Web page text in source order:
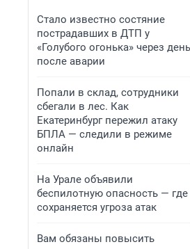
Стало известно состяние
пострадавших в ДТП у
«Голубого огонька» через день
после аварии
Попали в склад, сотрудники
сбегали в лес. Как
Екатеринбург пережил атаку
БПЛА — следили в режиме
онлайн
На Урале объявили
беспилотную опасность — где
сохраняется угроза атак
Вам обязаны повысить